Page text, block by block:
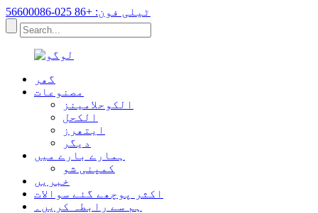
ٹیلی فون: +86 025-56600086
گھر
مصنوعات
الکوحلامینز
الکحل
ایتھرز
دیگر
ہمارے بارے میں
کمپنی شو
خبریں
اکثر پوچھے گئے سوالات
ہم سے رابطہ کریں۔